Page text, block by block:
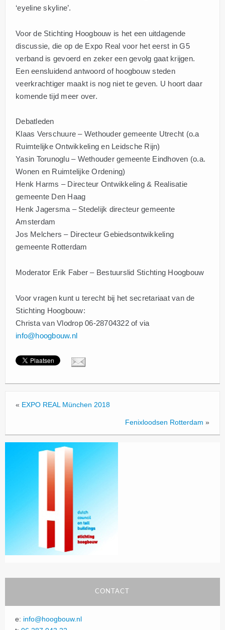
‘eyeline skyline’.
Voor de Stichting Hoogbouw is het een uitdagende
discussie, die op de Expo Real voor het eerst in G5
verband is gevoerd en zeker een gevolg gaat krijgen.
Een eensluidend antwoord of hoogbouw steden
veerkrachtiger maakt is nog niet te geven. U hoort daar
komende tijd meer over.
Debatleden
Klaas Verschuure – Wethouder gemeente Utrecht (o.a
Ruimtelijke Ontwikkeling en Leidsche Rijn)
Yasin Torunoglu – Wethouder gemeente Eindhoven (o.a.
Wonen en Ruimtelijke Ordening)
Henk Harms – Directeur Ontwikkeling & Realisatie
gemeente Den Haag
Henk Jagersma – Stedelijk directeur gemeente
Amsterdam
Jos Melchers – Directeur Gebiedsontwikkeling
gemeente Rotterdam
Moderator Erik Faber – Bestuurslid Stichting Hoogbouw
Voor vragen kunt u terecht bij het secretariaat van de
Stichting Hoogbouw:
Christa van Vlodrop 06-28704322 of via
info@hoogbouw.nl
« EXPO REAL München 2018
Fenixloodsen Rotterdam »
CONTACT
e: info@hoogbouw.nl